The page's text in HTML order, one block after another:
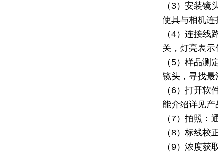
（3） 安装镜
使其与相机连
（4） 连接线
关，灯亮表
（5） 样品测
镜头，寻找最
（6） 打开软
能介绍详见产
（7） 拍照：
（8） 标线校
（9）浓度获